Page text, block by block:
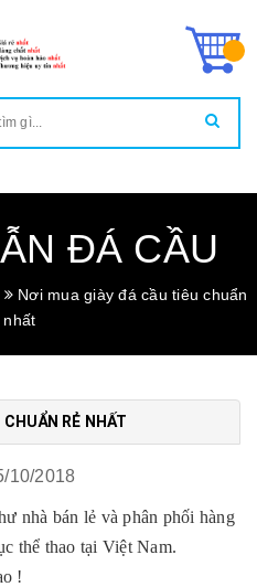
ĐÁ CẦU
Nơi mua giày đá cầu tiêu chuẩn
nhất
RẺ NHẤT
10/2018
nhà bán lẻ và phân phối hàng
thể thao tại Việt Nam.
!